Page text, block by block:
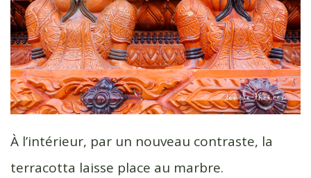
À l’intérieur, par un nouveau contraste, la
terracotta laisse place au marbre.